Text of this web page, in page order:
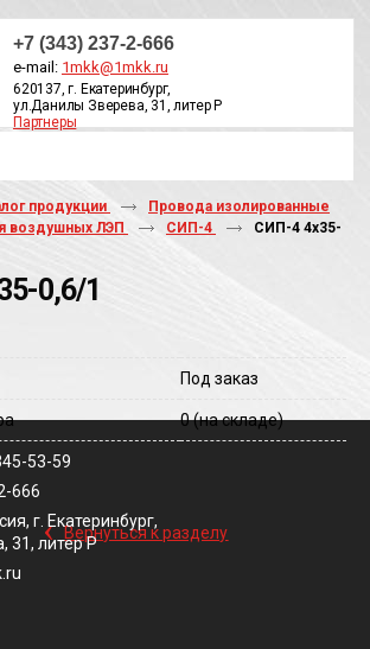
+7 (343) 237-2-666
e-mail: 1mkk@1mkk.ru
620137, г. Екатеринбург,
ул.Данилы Зверева, 31, литер Р
Партнеры
продукции
Провода изолированные
воздушных ЛЭП
СИП-4
СИП-4 4х35-
0,6/1
Под заказ
0(на складе)
‹ Вернуться к разделу
53-59
666
г. Екатеринбург,
31, литер Р